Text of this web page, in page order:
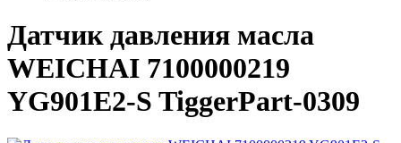
Датчик давления масла
WEICHAI 7100000219
YG901E2-S TiggerPart-0309